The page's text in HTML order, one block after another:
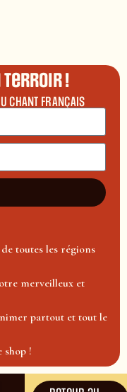
terroir !
CHANT FRANÇAIS
toutes les régions
merveilleux et
partout et tout le
shop !